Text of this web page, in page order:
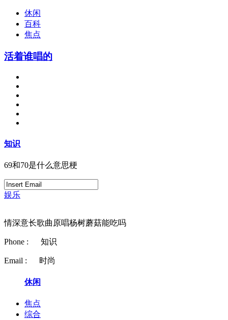
休闲
百科
焦点
活着谁唱的
知识
69和70是什么意思梗
娱乐
情深意长歌曲原唱杨树蘑菇能吃吗
Phone : 知识
Email : 时尚
休闲
焦点
综合